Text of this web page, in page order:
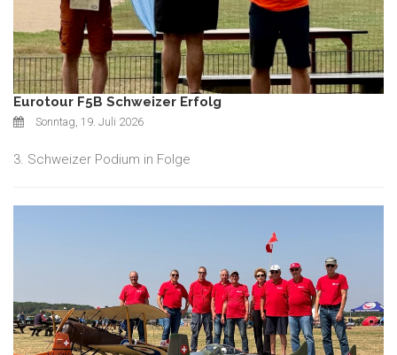
Eurotour F5B Schweizer Erfolg
Sonntag, 19. Juli 2026
3. Schweizer Podium in Folge